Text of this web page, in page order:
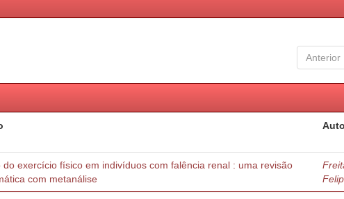
Anterior
do exercício físico em indivíduos com falência renal : uma revisão
com metanálise